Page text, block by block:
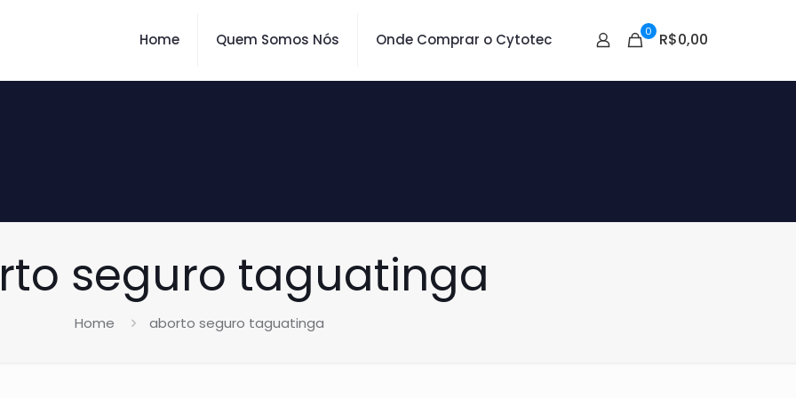
Home Quem Somos Nós Onde Comprar o Cytotec 0 R$0,00
seguro taguatinga
Home aborto seguro taguatinga